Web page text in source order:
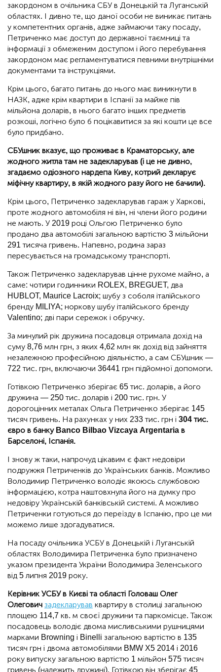
закордоном в очільника СБУ в Донецькій та Луганській
областях. І дивно те, що даної особи не виникає питань
у компетентних органів, адже займаючи таку посаду,
Петриченко має доступ до державної таємниці та
інформації з обмеженим доступом і його перебування
закордоном має регламентуватися певними внутрішніми
документами та інструкціями.
Крім цього, багато питань до нього має виникнути в
НАЗК, адже крім квартири в Іспанії за майже пів
мільйона доларів, в нього багато інших предметів
розкоші, логічно було б поцікавитися за які кошти це все
було придбано.
СБУшник вказує, що проживає в Краматорську, але
жодного житла там не задекларував (і це не дивно,
згадаємо одіозного нардепа Киву, котрий декларує
міфічну квартиру, в якій жодного разу його не бачили).
Крім цього, Петриченко задекларував гараж у Харкові,
проте жодного автомобіля ні він, ні члени його родини
не мають. У 2019 році Ольгою Петриченко було
продано два автомобілі загальною вартістю 3 мільйони
291 тисяча гривень. Напевно, родина зараз
пересувається на громадському транспорті.
Також Петриченко задекларував цінне рухоме майно, а
саме: чотири годинники ROLEX, BREGUET, два
HUBLOT, Maurice Lacroix; шубу з соболя італійського
бренду MILIYA; норкову шубу італійського бренду
Valentino; дві пари сережок і обручку.
За минулий рік дружина посадовця отримала дохід на
суму 8,76 млн грн, з яких 4,62 млн як дохід від зайняття
незалежною професійною діяльністю, а сам СБУшник —
722 тис. грн, включаючи 36441 грн підйомної допомоги.
Готівкою Петриченко зберігає 65 тис. доларів, а його
дружина — 250 тис. доларів і 200 тис. грн. У
дорогоцінних металах Ольга Петриченко зберігає 145
тисяч гривень. На рахунках у них 233 тис. грн і 304 тис.
євро в банку Banco Bilbao Vizcaya Argentaria в
Барселоні, Іспанія.
І знову ж таки, напрочуд цікавим є факт недовіри
подружжя Петриченків до Українських банків. Можливо
Володимир Петриченко володіє якоюсь службовою
інформацією, котра наштовхнула його на думку про
недовіру Українській банківській системі. А можливо
Петриченки готуються до переїзду в Іспанію, про це ми
можемо лише здогадуватися.
На посаду очільника УСБУ в Донецькій і Луганській
областях Володимира Петриченка було призначено
указом президента України Володимира Зеленського
від 5 липня 2019 року.
Керівник УСБУ в Києві та області Головаш Олег
Олегович задекларував квартиру в столиці загальною
площею 114,7 кв. м своєї дружини та паркомісце. Також
посадовець володіє двома мисливськими рушницями
марками Browning і Binelli загальною вартістю в 135
тисяч грн і двома автомобілями BMW X5 2014 і 2016
року випуску загальною вартістю 1 мільйон 575 тисяч
гривень (належить дружині). Готівкою він зберігає 45